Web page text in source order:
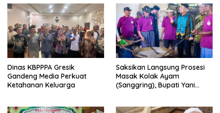
Dinas KBPPPA Gresik
Gandeng Media Perkuat
Ketahanan Keluarga
Saksikan Langsung Prosesi
Masak Kolak Ayam
(Sanggring), Bupati Yani